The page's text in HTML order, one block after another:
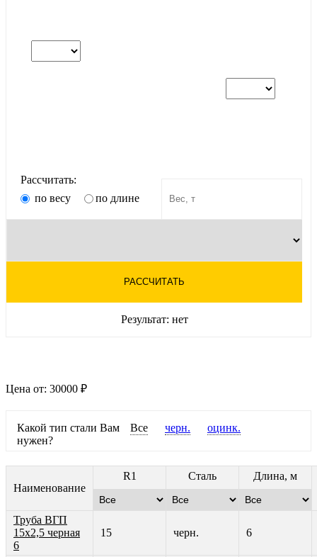
Рассчитать:
по весу
по длине
РАССЧИТАТЬ
Результат: нет
Цена от: 30000 ₽
Какой тип стали Вам
нужен?
Все черн. оцинк.
Наименование
R1 Сталь Длина, м
Труба ВГП
15х2,5 черная
6
15 черн. 6